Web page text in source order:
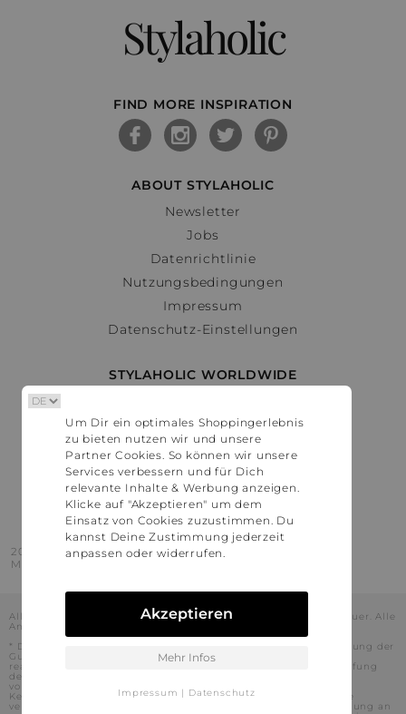
Stylaholic
FIND MORE INSPIRATION
ABOUT STYLAHOLIC
Newsletter
Jobs
Datenrichtlinie
Nutzungsbedingungen
Impressum
Datenschutz-Einstellungen
STYLAHOLIC WORLDWIDE
Österreich
Schweiz
France
United States
2016 - 2026 © Stylaholic.
Made for you with love in munich.
Alle Preise inkl. der jeweils geltenden gesetzlichen Mehrwertsteuer. Alle
Angaben ohne Gewähr.
* Die angezeigten Preise beinhalten Rabatte, die durch die Nutzung der
Gutschein-Codes auf den Seiten unserer Partner voraussichtlich
realisiert werden können. Stylaholic führt keine vollständige Prüfung
der Gutschein-Codes durch und es kann daher in Einzelfällen
vorkommen, dass die Gutscheine abweichend von unserem
Kenntnisstand bei dem jeweiligen Shop nicht oder nur teilweise
verwendet werden können. Darüber hinaus kann deren Verwendung an
Um Dir ein optimales Shoppingerlebnis
zu bieten nutzen wir und unsere
Partner Cookies. So können wir unsere
Services verbessern und für Dich
relevante Inhalte & Werbung anzeigen.
Klicke auf "Akzeptieren" um dem
Einsatz von Cookies zuzustimmen. Du
kannst Deine Zustimmung jederzeit
anpassen oder widerrufen.
Akzeptieren
Mehr Infos
Impressum | Datenschutz